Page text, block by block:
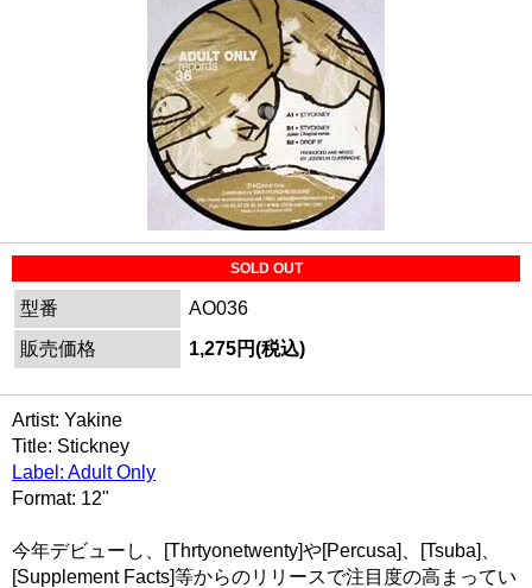
SOLD OUT
型番
AO036
販売価格
1,275円(税込)
Artist: Yakine
Title: Stickney
Label: Adult Only
Format: 12"
今年デビューし、[Thrtyonetwenty]や[Percusa]、[Tsuba]、
[Supplement Facts]等からのリリースで注目度の高まってい